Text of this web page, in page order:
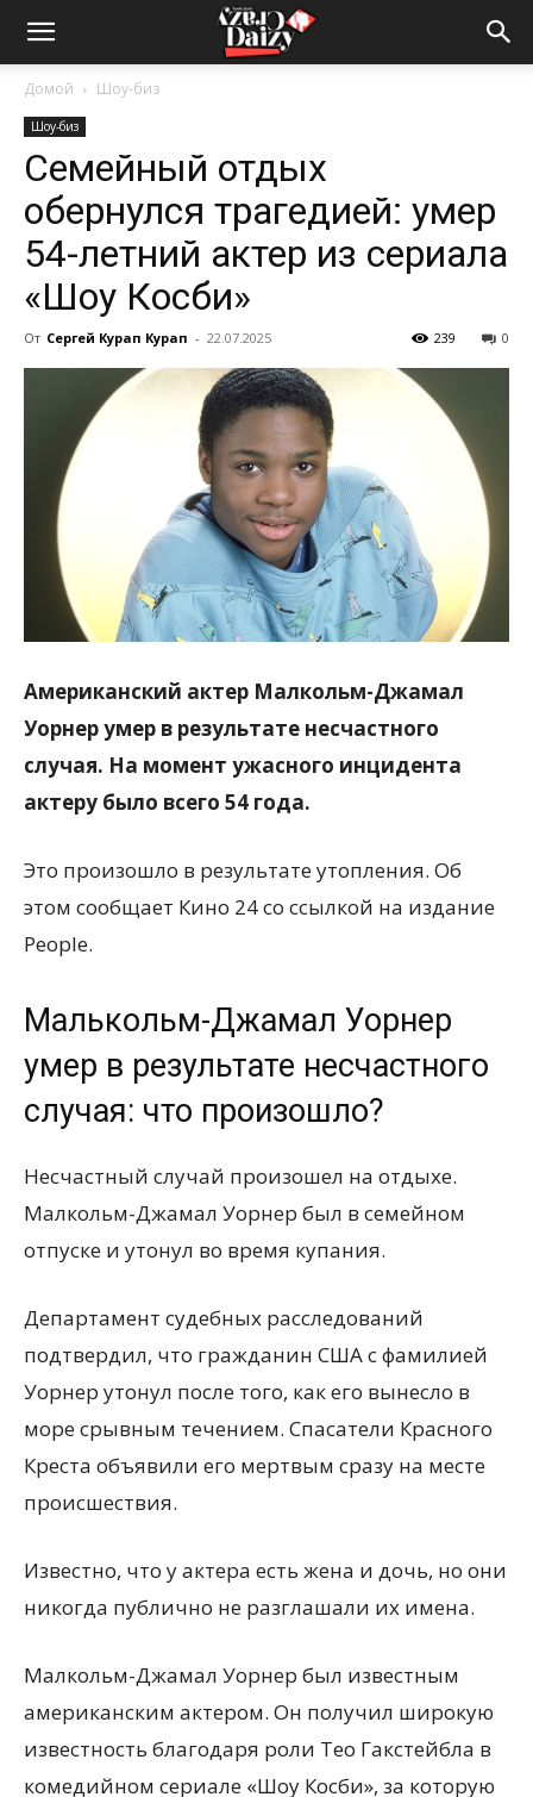
Crazy-
Daizy
сумашедшие
Домой Шоу-биз
Шоу-биз
Семейный отдых
обернулся трагедией: умер
54-летний актер из сериала
«Шоу Косби»
От Сергей Курап Курап - 22.07.2025 0
239
Американский актер Малкольм-Джамал
Уорнер умер в результате несчастного
случая. На момент ужасного инцидента
актеру было всего 54 года.
Это произошло в результате утопления. Об
этом сообщает Кино 24 со ссылкой на издание
People.
Малькольм-Джамал Уорнер
умер в результате несчастного
случая: что произошло?
Несчастный случай произошел на отдыхе.
Малкольм-Джамал Уорнер был в семейном
отпуске и утонул во время купания.
Департамент судебных расследований
подтвердил, что гражданин США с фамилией
Уорнер утонул после того, как его вынесло в
море срывным течением. Спасатели Красного
Креста объявили его мертвым сразу на месте
происшествия.
Известно, что у актера есть жена и дочь, но они
никогда публично не разглашали их имена.
Малкольм-Джамал Уорнер был известным
американским актером. Он получил широкую
известность благодаря роли Тео Гакстейбла в
комедийном сериале «Шоу Косби», за которую